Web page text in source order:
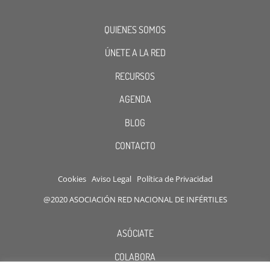
QUIENES SOMOS
ÚNETE A LA RED
RECURSOS
AGENDA
BLOG
CONTACTO
Cookies Aviso Legal Política de Privacidad
@2020 ASOCIACIÓN RED NACIONAL DE INFÉRTILES
ASÓCIATE
COLABORA